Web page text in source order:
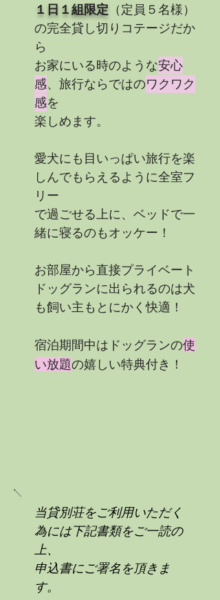
１日１組限定 （定員５名様）
の完全貸し切りコテージだか
ら
お家にいる時のような安心
感、旅行ならではのワクワク
感を
楽しめます。
愛犬にも目いっぱい旅行を楽
しんでもらえるように全室フ
リー
で過ごせる上に、ベッドで一
緒に寝るのもオッケー！
お部屋から直接プライベート
ドッグランに出られるのは犬
も飼い主もとにかく快適！
宿泊期間中はドッグランの使
い放題の嬉しい特典付き！
当貸別荘をご利用いただく
為には下記書類をご一読の
上、
申込書にご署名を頂きま
す。